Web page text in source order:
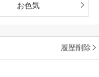
お色気
履歴削除